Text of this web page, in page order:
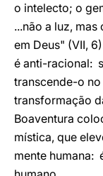
o intelecto; o
...não a luz,
em Deus" (VII,
é anti-racional:
transcende-o
transformação
Boaventura
mística, que
mente humana: